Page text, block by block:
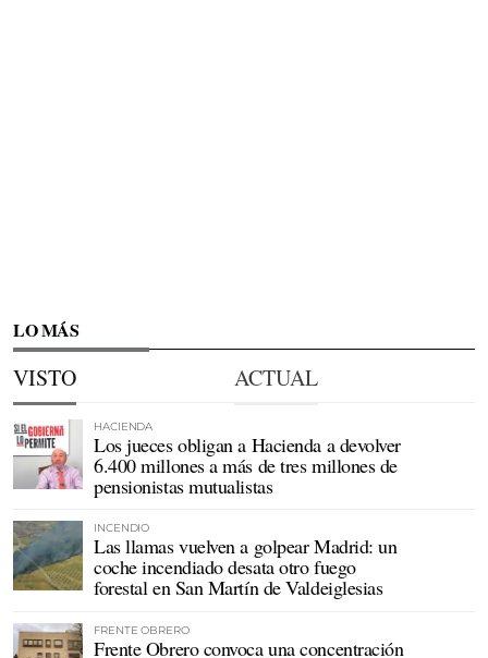
LO MÁS
VISTO ACTUAL
HACIENDA
Los jueces obligan a Hacienda a devolver
6.400 millones a más de tres millones de
pensionistas mutualistas
INCENDIO
Las llamas vuelven a golpear Madrid: un
coche incendiado desata otro fuego
forestal en San Martín de Valdeiglesias
FRENTE OBRERO
Frente Obrero convoca una concentración